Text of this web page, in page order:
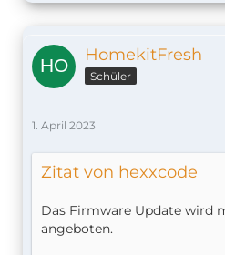
HomekitFresh
Schüler
1. April 2023
Zitat von hexxcode
Das Firmware Update wird
angeboten.